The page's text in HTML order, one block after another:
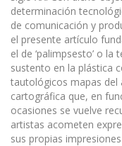
determinación
de comunicación y
el presente artículo
el de ‘palimpsesto’ o
sustento en la plástica
tautológicos mapas del
cartográfica que, en
ocasiones se vuelve
artistas acometen
sus propias